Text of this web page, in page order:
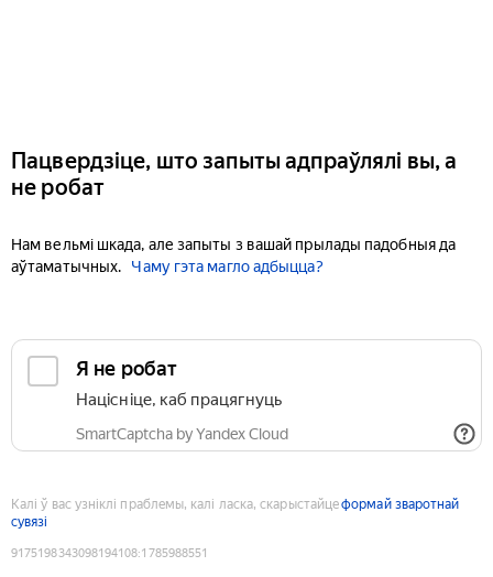
Пацвердзіце, што запыты адпраўлялі вы, а
не робат
Нам вельмі шкада, але запыты з вашай прылады падобныя да
аўтаматычных.
Чаму гэта магло адбыцца?
Я не робат
Націсніце, каб працягнуць
SmartCaptcha by Yandex Cloud
Калі ў вас узніклі праблемы, калі ласка, скарыстайцеформай зваротнай
сувязі
9175198343098194108:1785988551